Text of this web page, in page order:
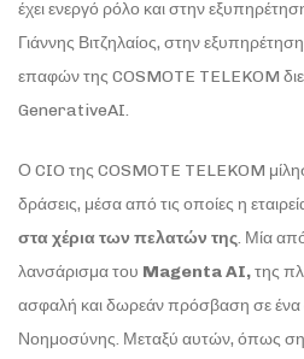
έχει ενεργό ρόλο και στην
Γιάννης Βιτζηλαίος, στην
επαφών της COSMOTE TELEKOM
GenerativeAI.
Ο CIO της COSMOTE TELEKOM
δράσεις, μέσα από τις οποίες η
στα χέρια των πελατών της. Μία από
λανσάρισμα του Magenta AI,της
ασφαλή και δωρεάν πρόσβαση σε ένα
Νοημοσύνης. Μεταξύ αυτών, όπως